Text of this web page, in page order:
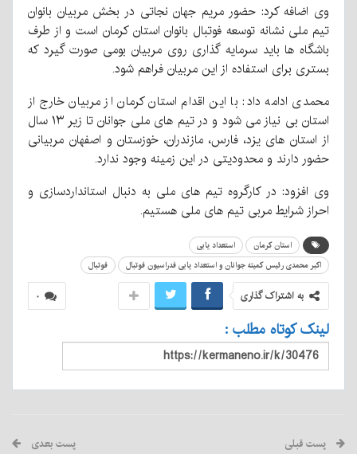
وی اضافه کرد: حضور مریم جهان نجاتی در بخش مربیان بانوان
تیم ملی نشانه توسعه فوتبال بانوان استان کرمان است و از طرف
باشگاه ها باید سرمایه گذاری روی مربیان بومی صورت گیرد که
بستری برای استفاده از این مربیان فراهم شود.
محمدی ادامه داد: با این اقدام استان کرمان از مربیان خارج از
استان بی نیاز می شود و در تیم های ملی جوانان تا زیر ۱۳ سال
از استان های یزد، فارس، مازندران، خوزستان و اصفهان مربیانی
حضور دارند و محدودیتی در این زمینه وجود ندارد.
وی افزود: در کارگروه تیم های ملی به دنبال استانداردسازی و
احراز شرایط مربی تیم های ملی هستیم.
استان کرمان
استعداد یابی
اکبر محمدی رئیس کمیته جوانان و استعداد یابی فدراسیون فوتبال
فوتبال
۰ به اشتراک گذاری
لینک کوتاه مطلب :
پست قبلی پست بعدی